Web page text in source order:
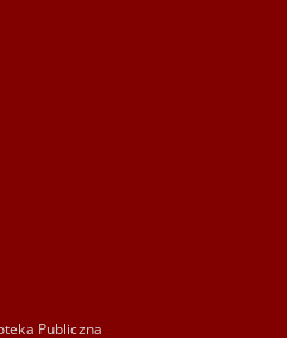
Publiczna